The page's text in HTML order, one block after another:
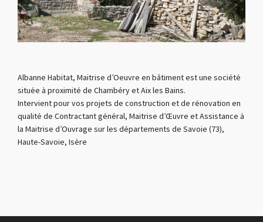
Albanne Habitat, Maitrise d’Oeuvre en bâtiment est une société
située à proximité de Chambéry et Aix les Bains.
Intervient pour vos projets de construction et de rénovation en
qualité de Contractant général, Maitrise d’Œuvre et Assistance à
la Maitrise d’Ouvrage sur les départements de Savoie (73),
Haute-Savoie, Isère